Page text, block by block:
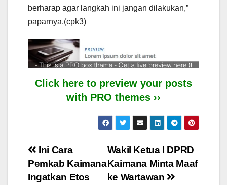
berharap agar langkah ini jangan dilakukan,”
paparnya.(cpk3)
Click here to preview your posts
with PRO themes ››
Post
navigation
Wakil Ketua I DPRD
Kaimana Minta Maaf
ke Wartawan
Ini Cara
Pemkab Kaimana
Ingatkan Etos